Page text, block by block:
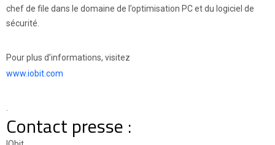
chef de file dans le domaine de l’optimisation PC et du logiciel de
sécurité.
Pour plus d’informations, visitez
www.iobit.com
Contact presse :